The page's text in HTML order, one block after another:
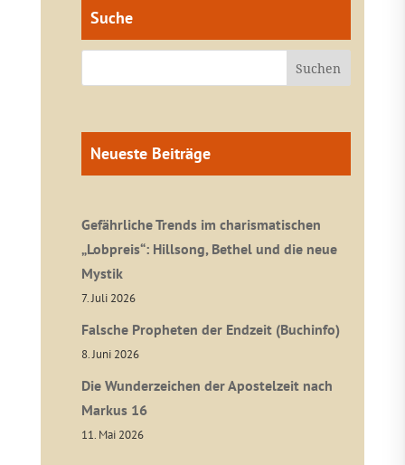
Suche
Neueste Beiträge
Gefährliche Trends im charismatischen
„Lobpreis“: Hillsong, Bethel und die neue
Mystik
7. Juli 2026
Falsche Propheten der Endzeit (Buchinfo)
8. Juni 2026
Die Wunderzeichen der Apostelzeit nach
Markus 16
11. Mai 2026